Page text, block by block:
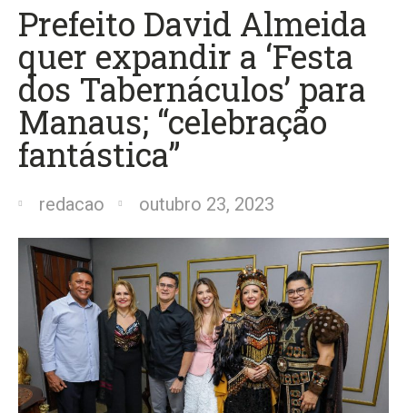
Prefeito David Almeida
quer expandir a ‘Festa
dos Tabernáculos’ para
Manaus; “celebração
fantástica”
redacao outubro 23, 2023